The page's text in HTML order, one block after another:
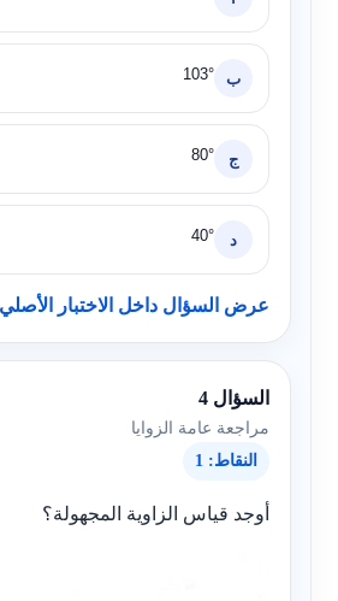
ب 103°
ج 80°
د 40°
عرض السؤال داخل الاختبار الأصلي
السؤال 4
مراجعة عامة الزوايا
النقاط: 1
أوجد قياس الزاوية المجهولة؟